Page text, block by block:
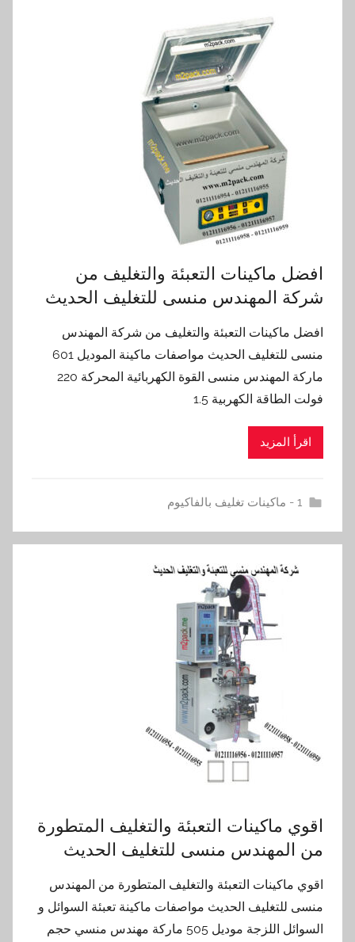
افضل ماكينات التعبئة والتغليف من
شركة المهندس منسى للتغليف الحديث
افضل ماكينات التعبئة والتغليف من شركة المهندس
منسى للتغليف الحديث مواصفات ماكينة الموديل 601
ماركة المهندس منسى القوة الكهربائية المحركة 220
فولت الطاقة الكهربية 1.5
اقرأ المزيد
1 - ماكينات تغليف بالفاكيوم
اقوي ماكينات التعبئة والتغليف المتطورة
من المهندس منسى للتغليف الحديث
اقوي ماكينات التعبئة والتغليف المتطورة من المهندس
منسى للتغليف الحديث مواصفات ماكينة تعبئة السوائل و
السوائل اللزجة موديل 505 ماركة مهندس منسي حجم